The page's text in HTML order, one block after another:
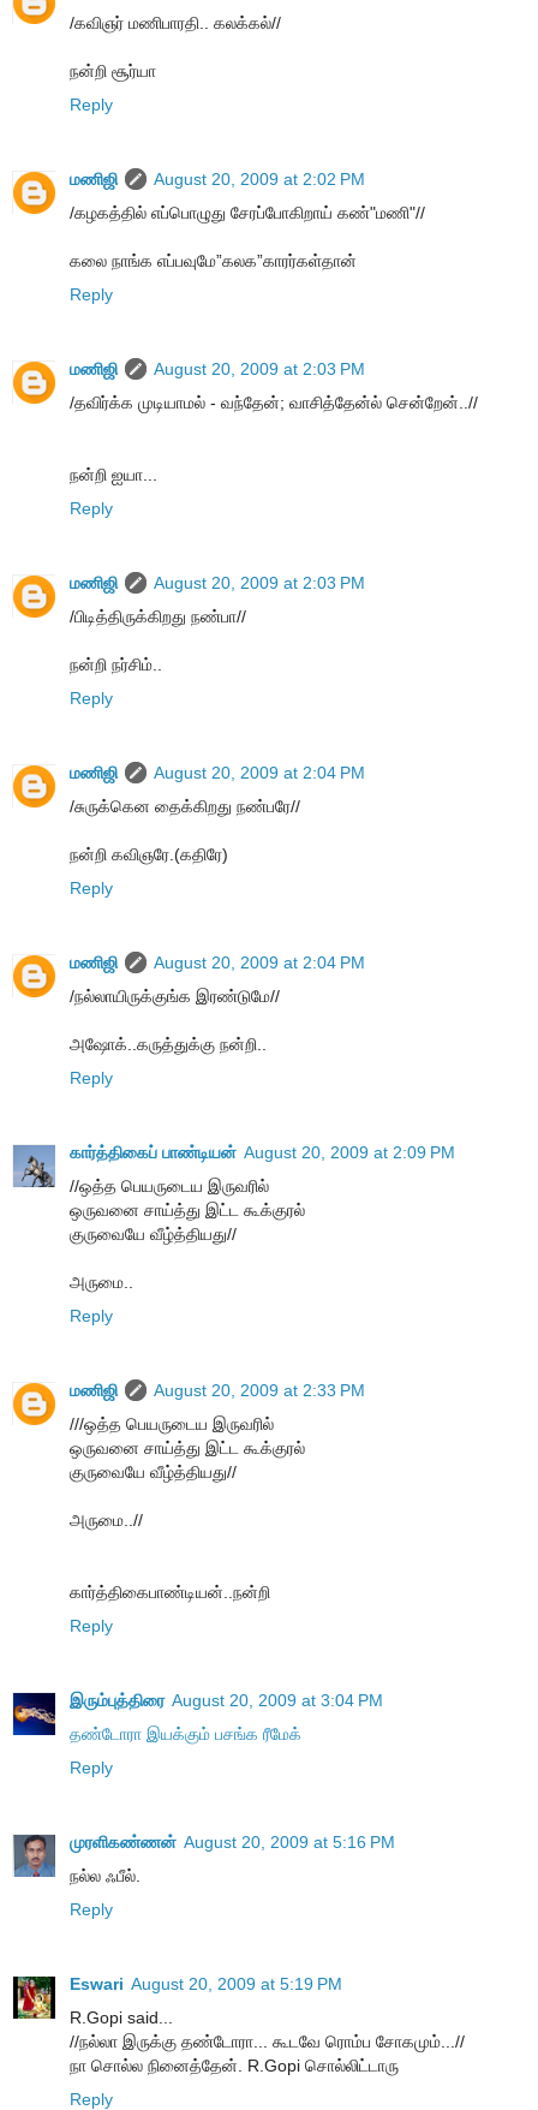
/கவிஞர் மணிபாரதி.. கலக்கல்//
நன்றி சூர்யா
Reply
மணிஜி
August 20, 2009 at 2:02 PM
/கழகத்தில் எப்பொழுது சேரப்போகிறாய் கண்"மணி"//
கலை நாங்க எப்பவுமே”கலக”காரர்கள்தான்
Reply
மணிஜி
August 20, 2009 at 2:03 PM
/தவிர்க்க முடியாமல் - வந்தேன்; வாசித்தேன்ல் சென்றேன்..//
நன்றி ஐயா...
Reply
மணிஜி
August 20, 2009 at 2:03 PM
/பிடித்திருக்கிறது நண்பா//
நன்றி நர்சிம்..
Reply
மணிஜி
August 20, 2009 at 2:04 PM
/சுருக்கென தைக்கிறது நண்பரே//
நன்றி கவிஞரே.(கதிரே)
Reply
மணிஜி
August 20, 2009 at 2:04 PM
/நல்லாயிருக்குங்க இரண்டுமே//
அஷோக்..கருத்துக்கு நன்றி..
Reply
கார்த்திகைப் பாண்டியன் August 20, 2009 at 2:09 PM
//ஒத்த பெயருடைய இருவரில்
ஒருவனை சாய்த்து இட்ட கூக்குரல்
குருவையே வீழ்த்தியது//
அருமை..
Reply
மணிஜி
August 20, 2009 at 2:33 PM
///ஒத்த பெயருடைய இருவரில்
ஒருவனை சாய்த்து இட்ட கூக்குரல்
குருவையே வீழ்த்தியது//
அருமை..//
கார்த்திகைபாண்டியன்..நன்றி
Reply
இரும்புத்திரை August 20, 2009 at 3:04 PM
தண்டோரா இயக்கும் பசங்க ரீமேக்
Reply
முரளிகண்ணன் August 20, 2009 at 5:16 PM
நல்ல ஃபீல்.
Reply
Eswari August 20, 2009 at 5:19 PM
R.Gopi said...
//ந‌ல்லா இருக்கு த‌ண்டோரா... கூட‌வே ரொம்ப‌ சோகமும்...//
நா சொல்ல நினைத்தேன். R.Gopi சொல்லிட்டாரு
Reply